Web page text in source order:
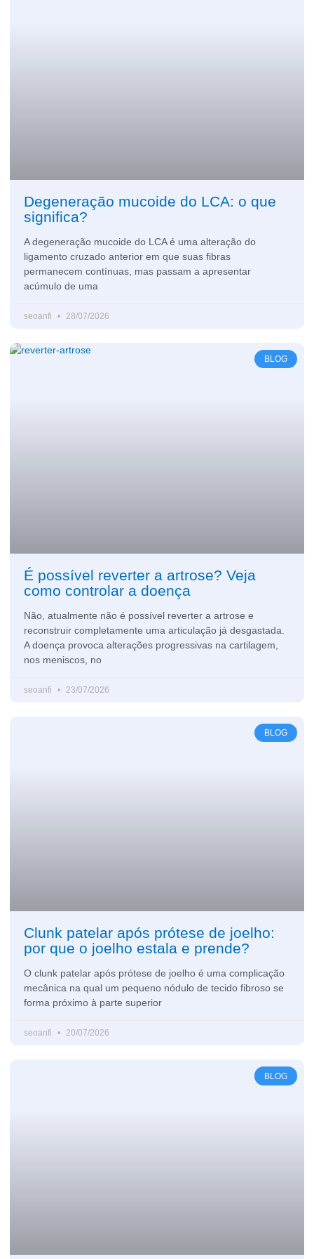
Degeneração mucoide do LCA: o que
significa?
A degeneração mucoide do LCA é uma alteração do
ligamento cruzado anterior em que suas fibras
permanecem contínuas, mas passam a apresentar
acúmulo de uma
seoanfi 28/07/2026
BLOG
É possível reverter a artrose? Veja
como controlar a doença
Não, atualmente não é possível reverter a artrose e
reconstruir completamente uma articulação já desgastada.
A doença provoca alterações progressivas na cartilagem,
nos meniscos, no
seoanfi 23/07/2026
BLOG
Clunk patelar após prótese de joelho:
por que o joelho estala e prende?
O clunk patelar após prótese de joelho é uma complicação
mecânica na qual um pequeno nódulo de tecido fibroso se
forma próximo à parte superior
seoanfi 20/07/2026
BLOG